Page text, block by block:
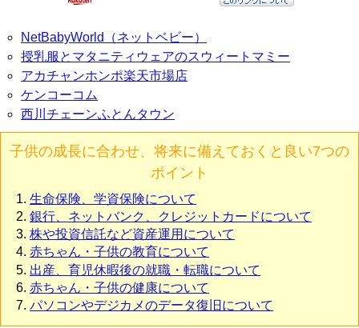
NetBabyWorld（ネットベビー）
授乳服とマタニティウェアのスウィートマミー
アカチャンホンポ楽天市場店
ケンコーコム
西川チェーンふとんタウン
子供の成長に合わせ、将来に備えておくと良い7つの
ポイント
生命保険、学資保険について
銀行、ネットバンク、クレジットカードについて
株や投資信託など資産運用について
赤ちゃん・子供の教育について
出産、育児休暇後の就職・転職について
赤ちゃん・子供の健康について
パソコンやデジカメのデータ復旧について